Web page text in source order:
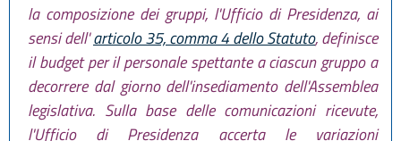
la composizione dei gruppi, l'Ufficio di Presidenza, ai
sensi dell'articolo 35, comma 4 dello Statuto, definisce
il budget per il personale spettante a ciascun gruppo a
decorrere dal giorno dell'insediamento dell'Assemblea
legislativa. Sulla base delle comunicazioni ricevute,
l'Ufficio di Presidenza accerta le variazioni